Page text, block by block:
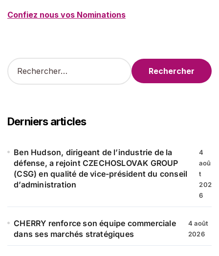
Confiez nous vos Nominations
R
e
r
c
e
Derniers articles
Ben Hudson, dirigeant de l’industrie de la
défense, a rejoint CZECHOSLOVAK GROUP
(CSG) en qualité de vice-président du conseil
d’administration
4
aoû
t
202
6
CHERRY renforce son équipe commerciale
dans ses marchés stratégiques
4 août
2026